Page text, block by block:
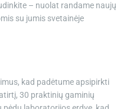
– nuolat randame naujų
su jumis svetainėje
kad padėtume apsipirkti
30 praktinių gaminių